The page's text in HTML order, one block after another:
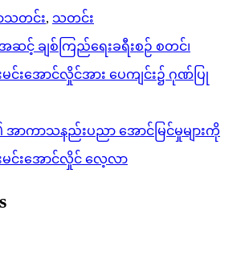
သတင်း, သတင်း
ဆင့် ချစ်ကြည်ရေးခရီးစဉ် စတင်၊
င်းအောင်လှိုင်အား ပေကျင်း၌ ဂုဏ်ပြု
ာကာသနည်းပညာ အောင်မြင်မှုများကို
မင်းအောင်လှိုင် လေ့လာ